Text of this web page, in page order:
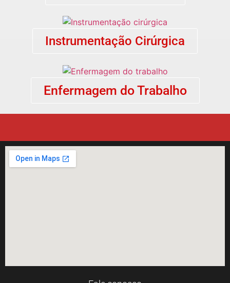
Instrumentação Cirúrgica
Enfermagem do Trabalho